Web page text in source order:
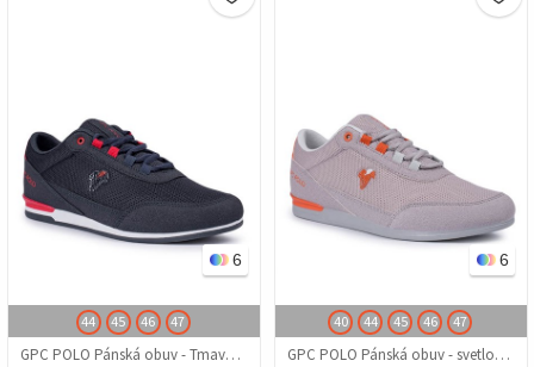
6
44 45 46 47
GPC POLO Pánská obuv - Tmavomodrá 20210835258
6
40 44 45 46 47
GPC POLO Pánská obuv - svetlosivá 20210835259